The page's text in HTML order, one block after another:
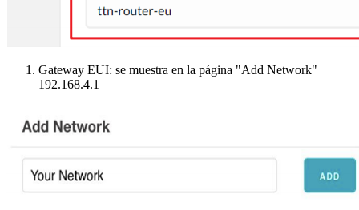
Gateway EUI: se muestra en la página "Add Network"
192.168.4.1